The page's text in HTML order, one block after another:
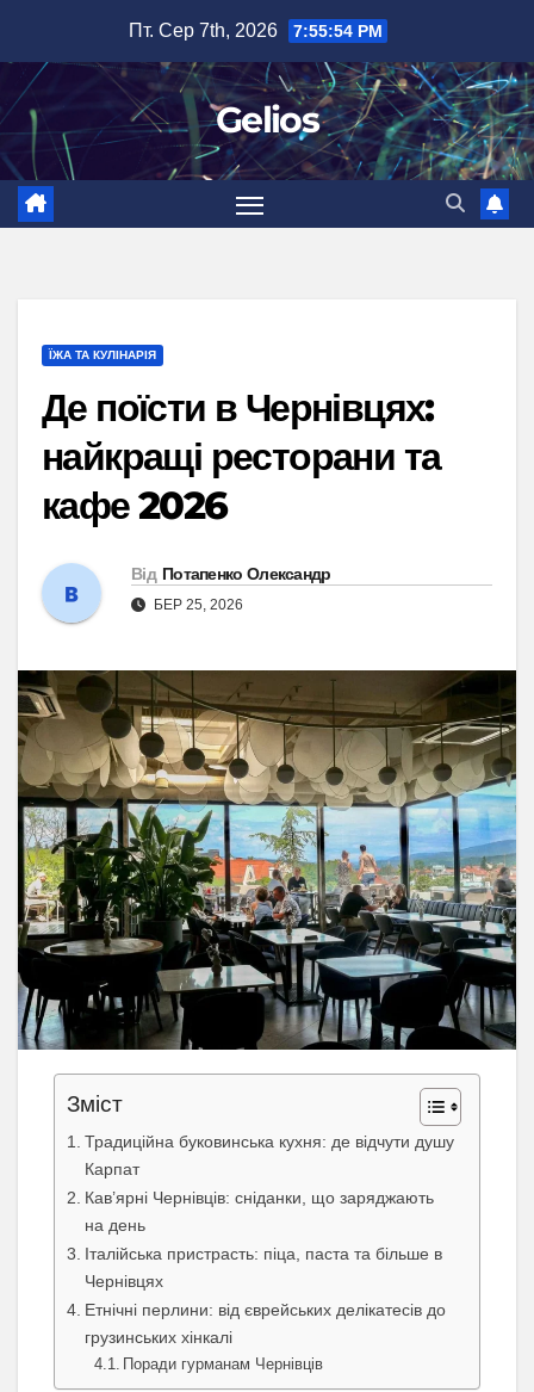
вмісту
Пт. Сер 7th, 2026 7:55:56 PM
Gelios
ЇЖА ТА КУЛІНАРІЯ
Де поїсти в Чернівцях:
найкращі ресторани та
кафе 2026
Від Потапенко Олександр
БЕР 25, 2026
Зміст
Традиційна буковинська кухня: де відчути душу
Карпат
Кав’ярні Чернівців: сніданки, що заряджають
на день
Італійська пристрасть: піца, паста та більше в
Чернівцях
Етнічні перлини: від єврейських делікатесів до
грузинських хінкалі
Поради гурманам Чернівців